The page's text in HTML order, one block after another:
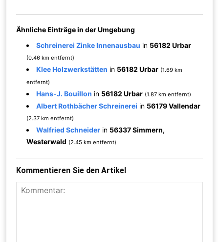
Ähnliche Einträge in der Umgebung
Schreinerei Zinke Innenausbau in 56182 Urbar
(0.46 km entfernt)
Klee Holzwerkstätten in 56182 Urbar (1.69 km
entfernt)
Hans-J. Bouillon in 56182 Urbar (1.87 km entfernt)
Albert Rothbächer Schreinerei in 56179 Vallendar
(2.37 km entfernt)
Walfried Schneider in 56337 Simmern,
Westerwald (2.45 km entfernt)
Kommentieren Sie den Artikel